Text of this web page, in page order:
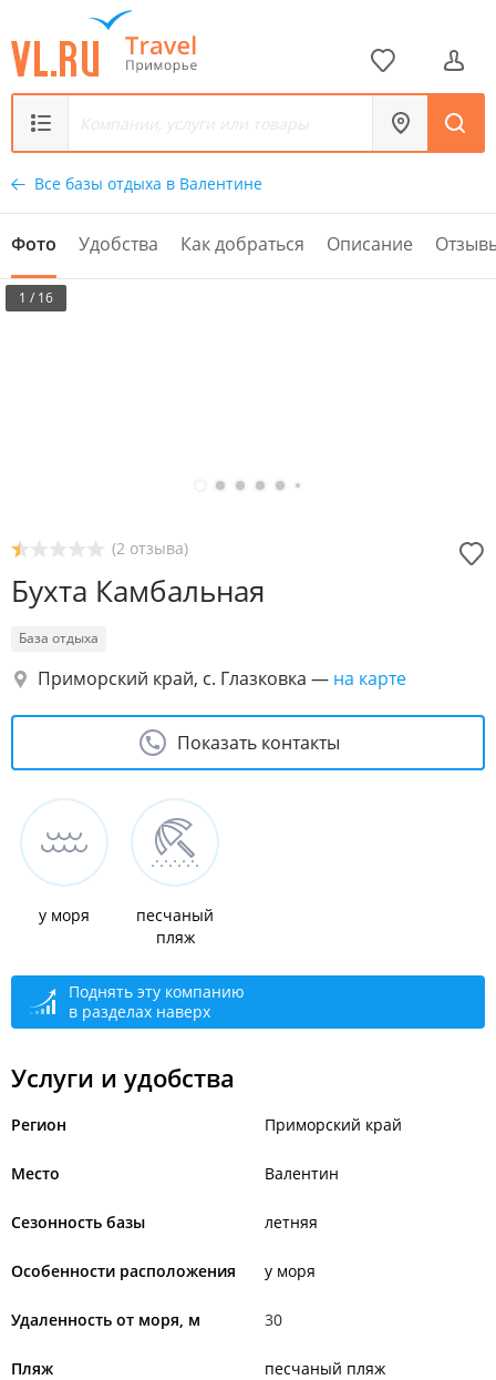
Все базы отдыха в Валентине
Фото Удобства Как добраться Описание
1 / 16
(2 отзыва)
Бухта Камбальная
База отдыха
Приморский край, с. Глазковка — на карте
Показать контакты
у моря
песчаный
пляж
Поднять эту компанию
в разделах наверх
Услуги и удобства
Регион Приморский край
Место Валентин
Сезонность базы летняя
Особенности расположения у моря
Удаленность от моря, м 30
Пляж песчаный пляж